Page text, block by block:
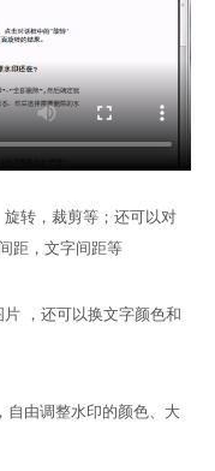
转，裁剪等；还可以对
距，文字间距等
片 ，还可以换文字颜色和
自由调整水印的颜色、大